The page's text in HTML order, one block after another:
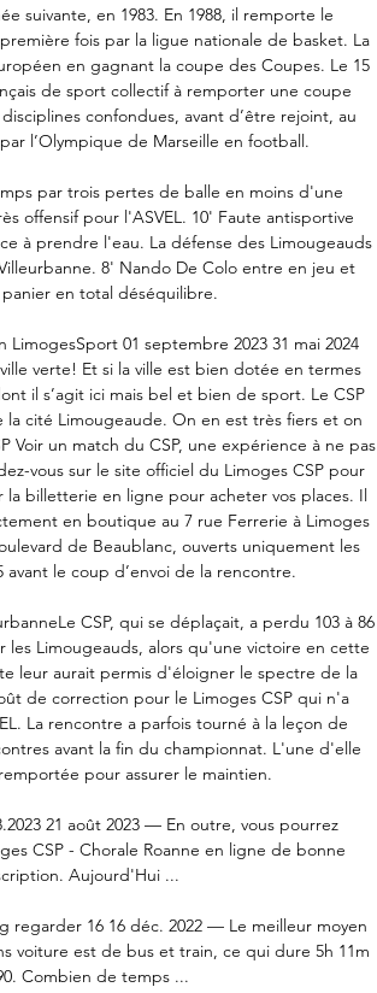
suivante, en 1983. En 1988, il remporte le
fois par la ligue nationale de basket. La
en gagnant la coupe des Coupes. Le 15
de sport collectif à remporter une coupe
confondues, avant d’être rejoint, au
l’Olympique de Marseille en football.
par trois pertes de balle en moins d'une
offensif pour l'ASVEL. 10' Faute antisportive
à prendre l'eau. La défense des Limougeauds
8' Nando De Colo entre en jeu et
en total déséquilibre.
LimogesSport 01 septembre 2023 31 mai 2024
verte! Et si la ville est bien dotée en termes
il s’agit ici mais bel et bien de sport. Le CSP
cité Limougeaude. On en est très fiers et on
Voir un match du CSP, une expérience à ne pas
vous sur le site officiel du Limoges CSP pour
billetterie en ligne pour acheter vos places. Il
en boutique au 7 rue Ferrerie à Limoges
de Beaublanc, ouverts uniquement les
le coup d’envoi de la rencontre.
CSP, qui se déplaçait, a perdu 103 à 86
les Limougeauds, alors qu'une victoire en cette
leur aurait permis d'éloigner le spectre de la
de correction pour le Limoges CSP qui n'a
La rencontre a parfois tourné à la leçon de
avant la fin du championnat. L'une d'elle
pour assurer le maintien.
21 août 2023 — En outre, vous pourrez
CSP - Chorale Roanne en ligne de bonne
Aujourd'Hui ...
regarder 16 16 déc. 2022 — Le meilleur moyen
voiture est de bus et train, ce qui dure 5h 11m
Combien de temps ...